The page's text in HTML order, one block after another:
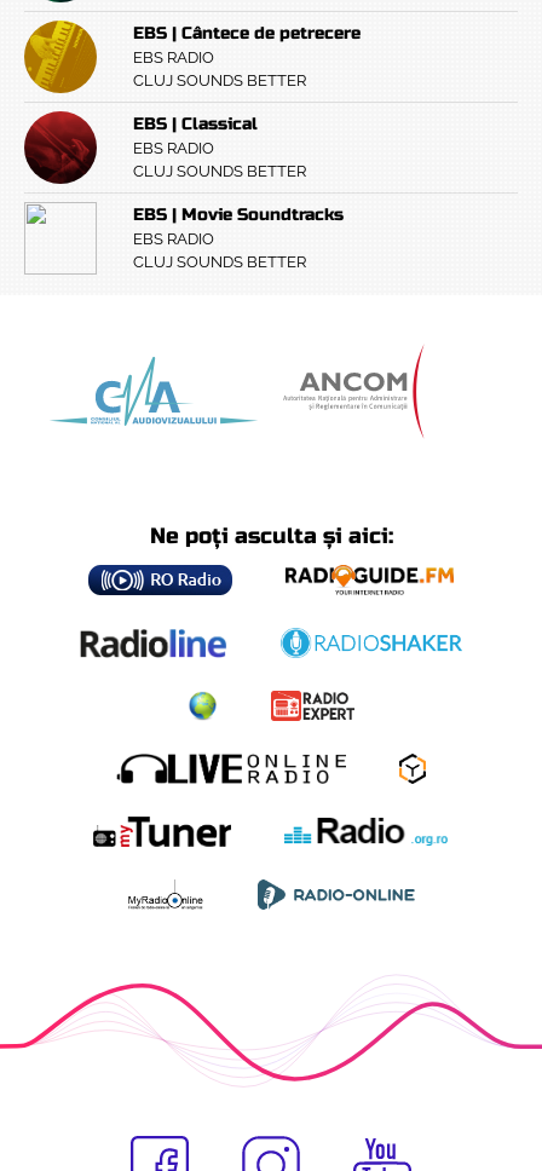
EBS | Cântece de petrecere
EBS RADIO
CLUJ SOUNDS BETTER
EBS | Classical
EBS RADIO
CLUJ SOUNDS BETTER
EBS | Movie Soundtracks
EBS RADIO
CLUJ SOUNDS BETTER
Ne poți asculta și aici: